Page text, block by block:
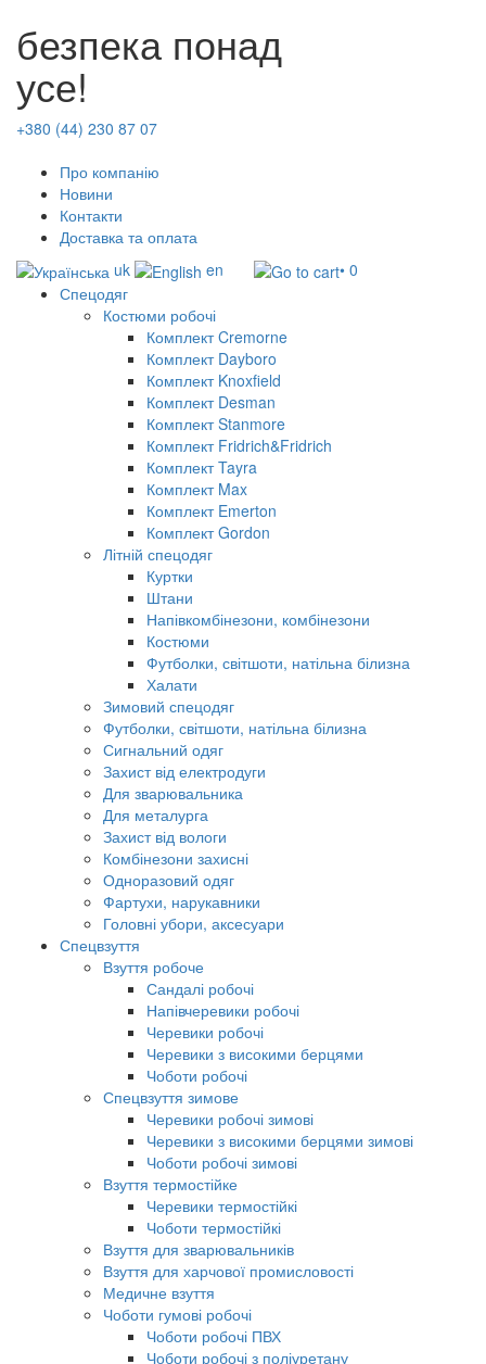
безпека понад
усе!
+380 (44) 230 87 07
Про компанію
Новини
Контакти
Доставка та оплата
uk
en
• 0
Спецодяг
Костюми робочі
Комплект Cremorne
Комплект Dayboro
Комплект Knoxfield
Комплект Desman
Комплект Stanmore
Комплект Fridrich&Fridrich
Комплект Tayra
Комплект Max
Комплект Emerton
Комплект Gordon
Літній спецодяг
Куртки
Штани
Напівкомбінезони, комбінезони
Костюми
Футболки, світшоти, натільна білизна
Халати
Зимовий спецодяг
Футболки, світшоти, натільна білизна
Сигнальний одяг
Захист від електродуги
Для зварювальника
Для металурга
Захист від вологи
Комбінезони захисні
Одноразовий одяг
Фартухи, нарукавники
Головні убори, аксесуари
Спецвзуття
Взуття робоче
Сандалі робочі
Напівчеревики робочі
Черевики робочі
Черевики з високими берцями
Чоботи робочі
Спецвзуття зимове
Черевики робочі зимові
Черевики з високими берцями зимові
Чоботи робочі зимові
Взуття термостійке
Черевики термостійкі
Чоботи термостійкі
Взуття для зварювальників
Взуття для харчової промисловості
Медичне взуття
Чоботи гумові робочі
Чоботи робочі ПВХ
Чоботи робочі з поліуретану